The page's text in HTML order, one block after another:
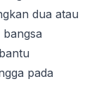
dua atau
pada